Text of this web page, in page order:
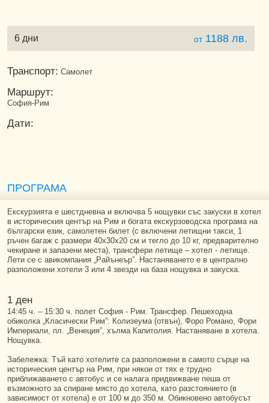
6 дни от1188 лв.
Транспорт: Самолет
Маршрут:
София-Рим
Дати:
ПРОГРАМА
Екскурзията е шестдневна и включва 5 нощувки със закуски в хотел
в историческия център на Рим и богата екскурзоводска програма на
български език, самолетен билет (с включени летищни такси, 1
ръчен багаж с размери 40х30х20 см и тегло до 10 кг, предварително
чекиране и запазени места), трансфери летище – хотел - летище.
Лети се с авикомпания „Райънеър”. Настаняването е в централно
разположени хотели 3 или 4 звезди на база нощувка и закуска.
1 ден
14:45 ч. – 15:30 ч. полет София - Рим. Трансфер. Пешеходна
обиколка „Класически Рим”: Колизеума (отвън), Форо Романо, Фори
Империали, пл. „Венеция”, хълма Капитолия. Настаняване в хотела.
Нощувка.
Забележка: Тъй като хотелите са разположени в самото сърце на
историческия център на Рим, при някои от тях е трудно
приближаването с автобус и се налага придвижване пеша от
възможното за спиране място до хотела, като разстоянието (в
зависимост от хотела) е от 100 м до 350 м. Обикновено автобусът